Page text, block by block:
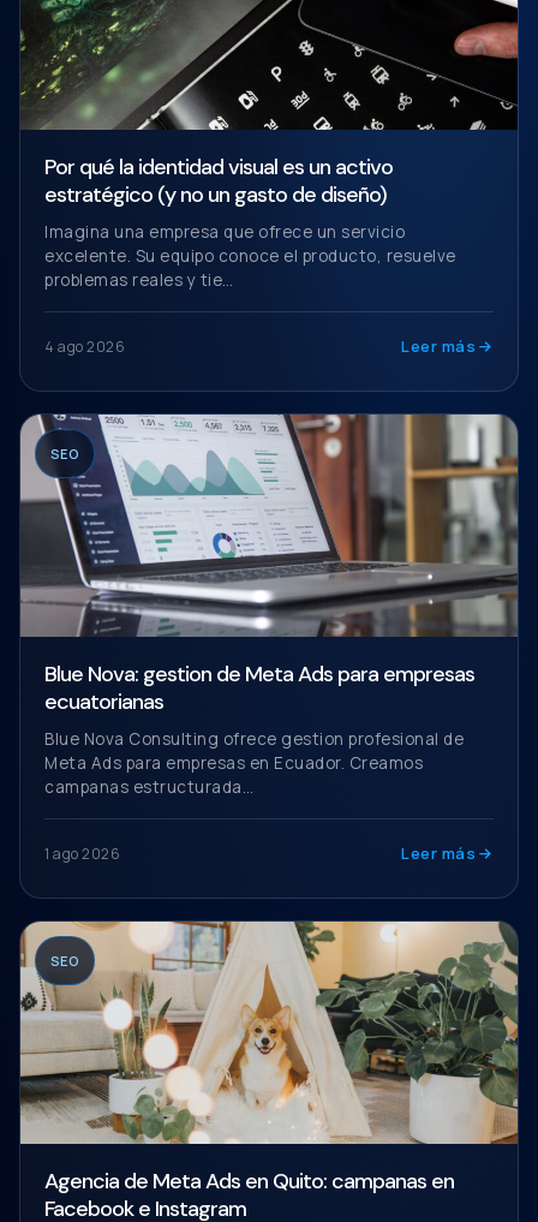
Por qué la identidad visual es un activo
estratégico (y no un gasto de diseño)
Imagina una empresa que ofrece un servicio
excelente. Su equipo conoce el producto, resuelve
problemas reales y tie…
4 ago 2026 Leer más
SEO
Blue Nova: gestion de Meta Ads para empresas
ecuatorianas
Blue Nova Consulting ofrece gestion profesional de
Meta Ads para empresas en Ecuador. Creamos
campanas estructurada…
1 ago 2026 Leer más
SEO
Agencia de Meta Ads en Quito: campanas en
Facebook e Instagram